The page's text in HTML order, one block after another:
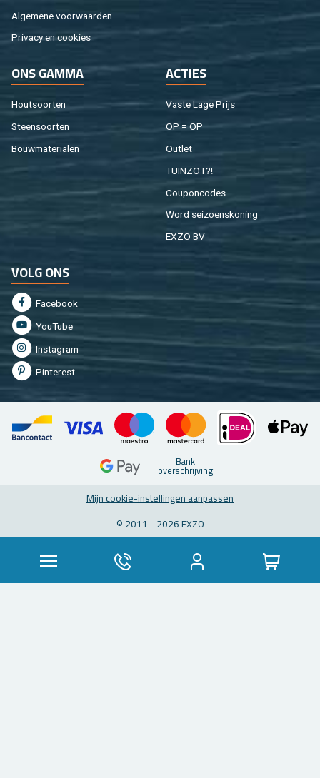
Al­ge­me­ne voor­waar­den
Pri­va­cy en coo­kies
ONS GAMMA
Hout­soor­ten
Steen­soor­ten
Bouw­ma­te­ri­a­len
AC­TIES
Vaste Lage Prijs
OP = OP
Out­let
TUIN­ZOT?!
Cou­pon­co­des
Word sei­zoens­ko­ning
EXZO BV
VOLG ONS
Fa­cebook
You­Tu­be
In­st­agram
Pin­te­rest
Bank
over­schrij­ving
Mijn coo­kie-in­stel­lin­gen aan­pas­sen
© 2011 - 2026 EXZO